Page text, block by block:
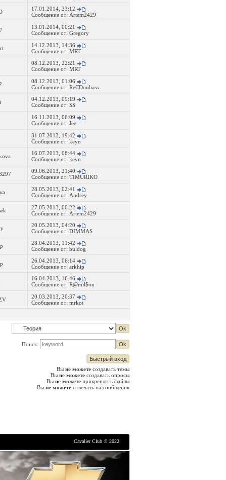
17.01.2014, 23:12
Сообщение от: Artem2429
13.01.2014, 00:21
Сообщение от: Gregory
14.12.2013, 14:36
Сообщение от: MRT
08.12.2013, 22:21
Сообщение от: MRT
08.12.2013, 01:06
Сообщение от: ReCDonbass
04.12.2013, 09:19
Сообщение от: SS
16.11.2013, 06:09
Сообщение от: Jee
31.07.2013, 19:42
Сообщение от: keyn
16.07.2013, 08:44
Сообщение от: keyn
09.06.2013, 21:40
Сообщение от: TIMURIKO
28.05.2013, 02:41
Сообщение от: Andrey
27.05.2013, 00:22
Сообщение от: Artem2429
20.05.2013, 04:20
Сообщение от: DIMMAS
28.04.2013, 11:42
Сообщение от: buldog
26.04.2013, 06:14
Сообщение от: arkhip
16.04.2013, 16:46
Сообщение от: R@mil$on
20.03.2013, 20:37
Сообщение от: mrkot
Поиск:
Вы не можете создавать темы
Вы не можете создавать опросы
Вы не можете прикреплять файлы
Вы не можете отвечать на сообщения
Cavalier Club © 2022